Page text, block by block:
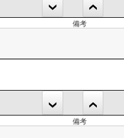
備考
備考